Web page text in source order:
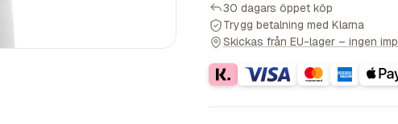
30 dagars öppet köp
Trygg betalning med Klarna
Skickas från EU-lager – ingen